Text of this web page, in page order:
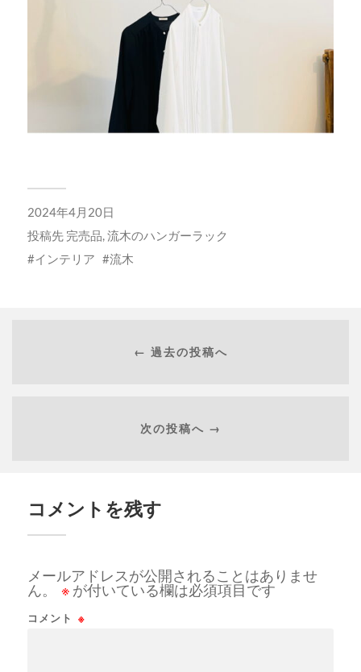
2024年4月20日
投稿先 完売品 流木のハンガーラック
インテリア
流木
← 過去の投稿へ
次の投稿へ →
コメントを残す
メールアドレスが公開されることはありませ
ん。
※ が付いている欄は必須項目です
コメント ※